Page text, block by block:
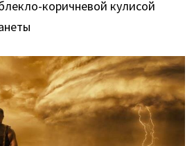
коричневой кулисой